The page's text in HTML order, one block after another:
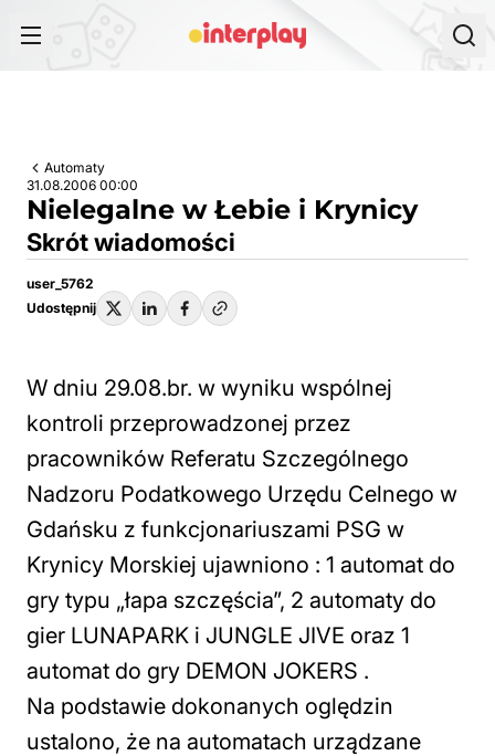
Automaty
31.08.2006 00:00
Nielegalne w Łebie i Krynicy
Skrót wiadomości
user_5762
Udostępnij
W dniu 29.08.br. w wyniku wspólnej
kontroli przeprowadzonej przez
pracowników Referatu Szczególnego
Nadzoru Podatkowego Urzędu Celnego w
Gdańsku z funkcjonariuszami PSG w
Krynicy Morskiej ujawniono : 1 automat do
gry typu „łapa szczęścia”, 2 automaty do
gier LUNAPARK i JUNGLE JIVE oraz 1
automat do gry DEMON JOKERS .
Na podstawie dokonanych oględzin
ustalono, że na automatach urządzane